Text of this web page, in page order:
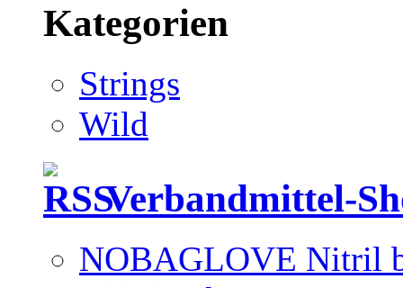
Kategorien
Strings
Wild
Verbandmittel-
NOBAGLOVE Nitril